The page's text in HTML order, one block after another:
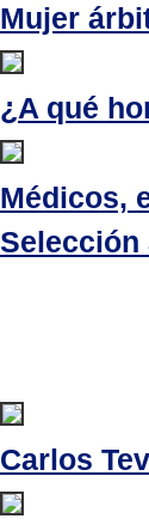
Mujer
¿A qué
Médicos,
Selección
Carlos